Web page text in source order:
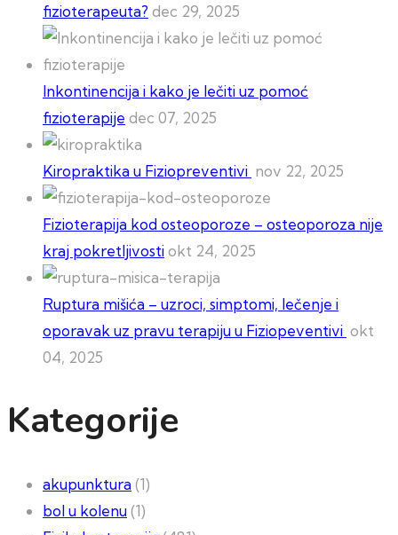
fizioterapeuta? dec 29, 2025
Inkontinencija i kako je lečiti uz pomoć
fizioterapije dec 07, 2025
Kiropraktika u Fiziopreventivi nov 22, 2025
Fizioterapija kod osteoporoze – osteoporoza nije
kraj pokretljivostiokt 24, 2025
Ruptura mišića – uzroci, simptomi, lečenje i
oporavak uz pravu terapiju u Fiziopeventivi okt
04, 2025
Kategorije
akupunktura(1)
bol u kolenu(1)